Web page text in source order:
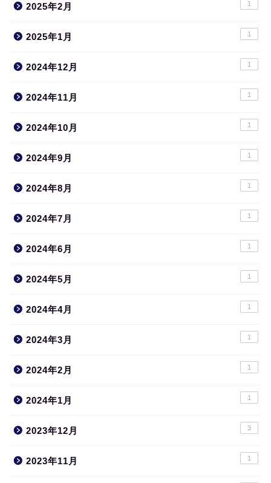
2025年2月 1
2025年1月 1
2024年12月 1
2024年11月 1
2024年10月 1
2024年9月 1
2024年8月 1
2024年7月 1
2024年6月 1
2024年5月 1
2024年4月 1
2024年3月 1
2024年2月 1
2024年1月 1
2023年12月 3
2023年11月 1